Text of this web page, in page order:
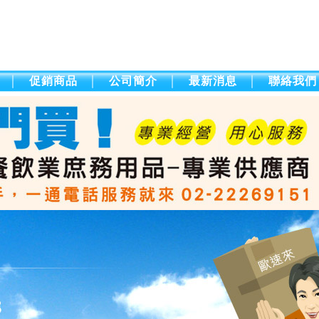
促銷商品 公司簡介 最新消息 聯絡我們